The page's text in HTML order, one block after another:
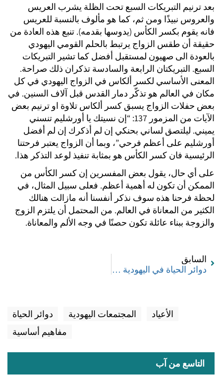
بعد ترنيم التبريكات السبع تحت الظلة يشرب العريس
والعروس نبيذًا ومن ثم، كما هو مألوف بالنسبة للعريس
فانه يقوم بكسر الكأس (يدوسها بقدمه). تنبع هذه العادة من
حقيقة أن طقس الزواج يرتبط بالحلم القومي اليهودي
بالعودة الى صهيون لمستقبل أفضل كما تشير التبريكات
السبع. التبريكتان الرابعة والسادسة تذكران ذلك صراحة.
المعنى الأساسي لكسر ألكاس في الزواج اليهودي في كل
مكان في العالم هو تذكّر دمار القدس قبل آلاف السنين. في
بعض حفلات الزواج يسبق كسر ألكاس تلاوة او ترنيم بعض
الآيات من المزمور 137: “إن نسيتك يا أورشليم تنسني
يميني. ليلتصق لساني بحنكي إن لم أذكرك إن لم أفضل
أورشليم على أعظم فرحي”، وبما أن الزواج يعتبر فرحتنا
الرئيسية فان كسر الكأس هو بمثابة تنفيذ لوعد التذكر هذا.
على أي حال، يقول بعض المفسرين إن كسر الكأس من
الممكن أن تكون له أهمية أعظم. فعلى سبيل المثال، في
لحظة فرحنا هذه سوف نذكر أنفسنا أنه مازالت هنالك
الكثير من المعاناة في العالم. من المحتمل أن يلتزم الزوج
والزوجة ببناء عائلة تكون حصنًا في وجه الألم والمعاناة.
السابق
دوائر الحياة في اليهودية – مقدمة
الأعياد المجتمعات اليهودية
دوائر الحياة
مفاهيم أساسية
التاسع من آب